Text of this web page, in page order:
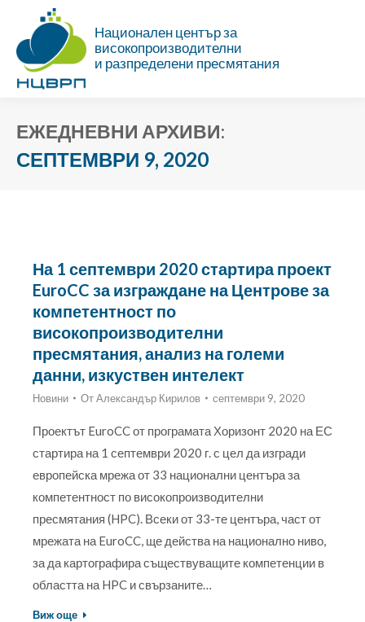
Национален център за
високопроизводителни
и разпределени пресмятания
ЕЖЕДНЕВНИ АРХИВИ:
СЕПТЕМВРИ 9, 2020
На 1 септември 2020 стартира проект
EuroCC за изграждане на Центрове за
компетентност по
високопроизводителни
пресмятания, анализ на големи
данни, изкуствен интелект
Новини ОтАлександър Кирилов септември 9, 2020
Проектът EuroCC от програмата Хоризонт 2020 на ЕС
стартира на 1 септември 2020 г. с цел да изгради
европейска мрежа от 33 национални центъра за
компетентност по високопроизводителни
пресмятания (HPC). Всеки от 33-те центъра, част от
мрежата на EuroCC, ще действа на национално ниво,
за да картографира съществуващите компетенции в
областта на HPC и свързаните…
Виж още